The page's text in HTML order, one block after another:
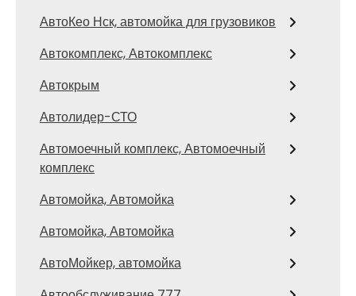
АвтоКео Нск, автомойка для грузовиков
Автокомплекс, Автокомплекс
Автокрым
Автолидер-СТО
Автомоечный комплекс, Автомоечный
комплекс
Автомойка, Автомойка
Автомойка, Автомойка
АвтоМойкер, автомойка